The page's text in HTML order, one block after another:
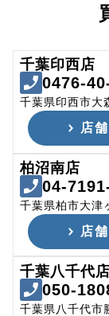
千葉印西店
0476-
千葉県印西市大
店
柏沼南店
04-
千葉県柏市大津
店
千葉八千代店
050-
千葉県八千代市